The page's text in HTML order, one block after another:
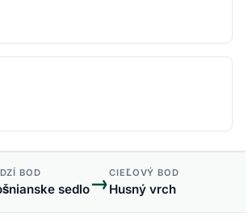
BOD
sedlo→CIEĽOVÝ BOD
Husný vrch